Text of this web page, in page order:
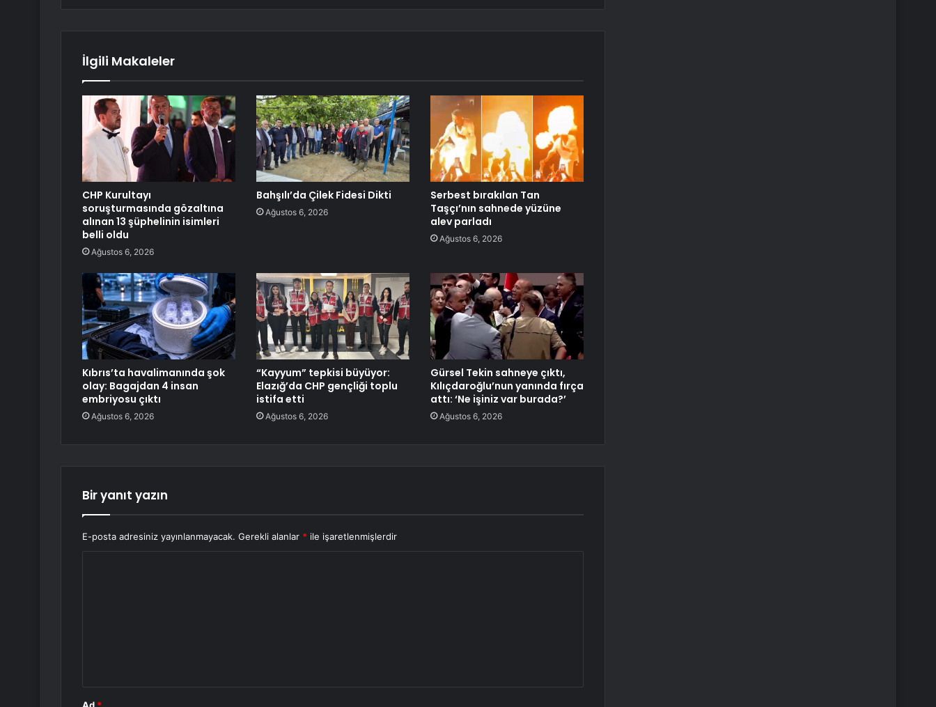
İlgili Makaleler
CHP Kurultayı
soruşturmasında gözaltına
alınan 13 şüphelinin isimleri
belli oldu
Ağustos 6, 2026
Bahşılı’da Çilek Fidesi Dikti
Ağustos 6, 2026
Serbest bırakılan Tan
Taşçı’nın sahnede yüzüne
alev parladı
Ağustos 6, 2026
Kıbrıs’ta havalimanında şok
olay: Bagajdan 4 insan
embriyosu çıktı
Ağustos 6, 2026
“Kayyum” tepkisi büyüyor:
Elazığ’da CHP gençliği toplu
istifa etti
Ağustos 6, 2026
Gürsel Tekin sahneye çıktı,
Kılıçdaroğlu’nun yanında fırça
attı: ‘Ne işiniz var burada?’
Ağustos 6, 2026
Bir yanıt yazın
E-posta adresiniz yayınlanmayacak. Gerekli alanlar * ile işaretlenmişlerdir